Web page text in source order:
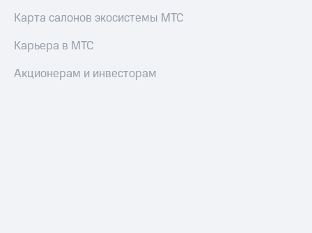
Карта салонов экосистемы МТС
Карьера в МТС
Акционерам и инвесторам